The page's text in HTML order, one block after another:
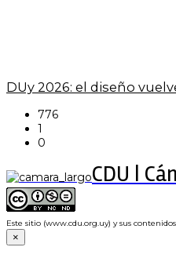
DUy 2026: el diseño
776
1
0
CDU |
Este sitio (www.cdu.org.uy) y sus
×